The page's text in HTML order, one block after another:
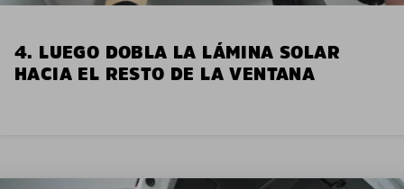
4. LUEGO DOBLA LA LÁMINA SOLAR
HACIA EL RESTO DE LA VENTANA